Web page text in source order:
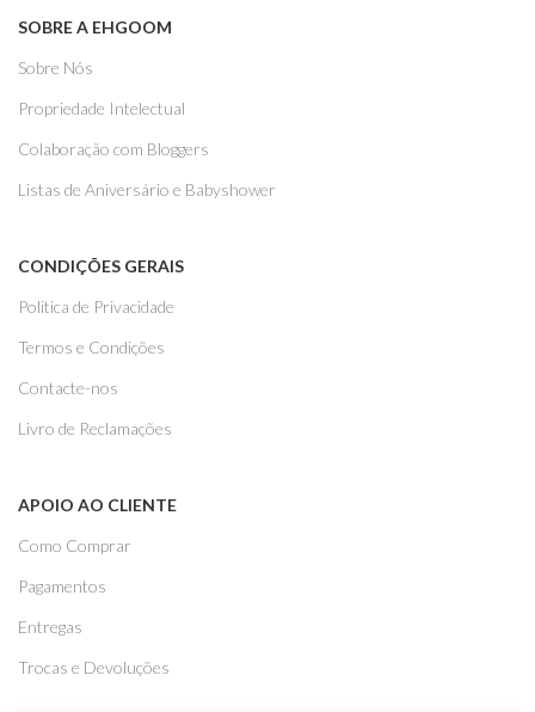
SOBRE A EHGOOM
Sobre Nós
Propriedade Intelectual
Colaboração com Bloggers
Listas de Aniversário e Babyshower
CONDIÇÕES GERAIS
Politica de Privacidade
Termos e Condições
Contacte-nos
Livro de Reclamações
APOIO AO CLIENTE
Como Comprar
Pagamentos
Entregas
Trocas e Devoluções